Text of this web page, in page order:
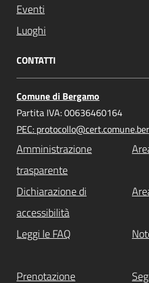
Eventi
Luoghi
CONTATTI
Comune di Bergamo
Partita IVA: 00636460164
PEC:
Amministrazione
trasparente
Dichiarazione di
accessibilità
Leggi le FAQ
Prenotazione